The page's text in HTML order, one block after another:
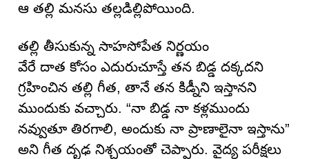
ఆ తల్లి మనసు తల్లడిల్లిపోయింది.
తల్లి తీసుకున్న సాహసోపేత నిర్ణయం
వేరే దాత కోసం ఎదురుచూస్తే తన బిడ్డ దక్కదని
గ్రహించిన తల్లి గీత, తానే తన కిడ్నీని ఇస్తానని
ముందుకు వచ్చారు. “నా బిడ్డ నా కళ్లముందు
నవ్వుతూ తిరగాలి, అందుకు నా ప్రాణాలైనా ఇస్తాను”
అని గీత దృఢ నిశ్చయంతో చెప్పారు. వైద్య పరీక్షలు